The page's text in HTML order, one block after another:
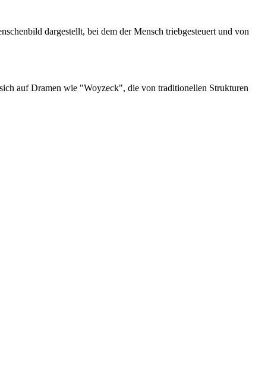
dargestellt, bei dem der Mensch triebgesteuert und von
auf Dramen wie "Woyzeck", die von traditionellen Strukturen